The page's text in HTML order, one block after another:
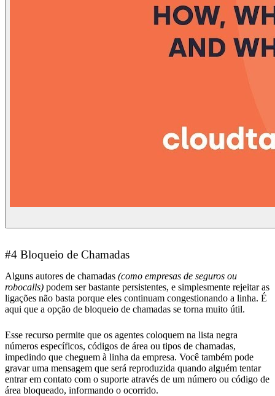
#4 Bloqueio de Chamadas
Alguns autores de chamadas (como empresas de seguros ou
robocalls) podem ser bastante persistentes, e simplesmente rejeitar as
ligações não basta porque eles continuam congestionando a linha. É
aqui que a opção de bloqueio de chamadas se torna muito útil.
Esse recurso permite que os agentes coloquem na lista negra
números específicos, códigos de área ou tipos de chamadas,
impedindo que cheguem à linha da empresa. Você também pode
gravar uma mensagem que será reproduzida quando alguém tentar
entrar em contato com o suporte através de um número ou código de
área bloqueado, informando o ocorrido.